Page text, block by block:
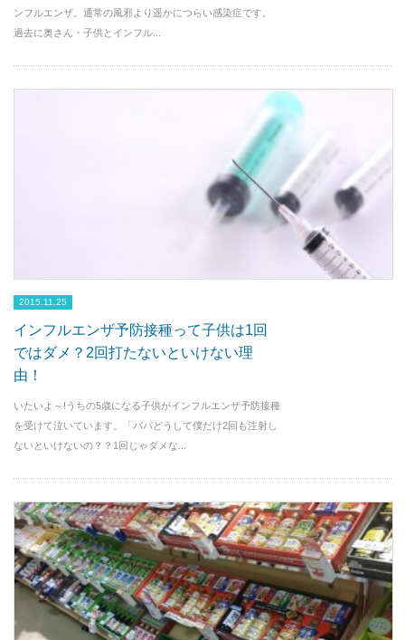
ンフルエンザ。通常の風邪より遥かにつらい感染症です。
過去に奥さん・子供とインフル...
2015.11.25
インフルエンザ予防接種って子供は1回
ではダメ？2回打たないといけない理
由！
いたいよ～!うちの5歳になる子供がインフルエンザ予防接種
を受けて泣いています。「パパどうして僕だけ2回も注射し
ないといけないの？？1回じゃダメな...